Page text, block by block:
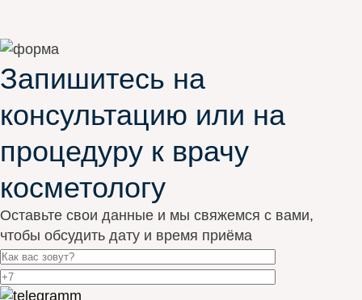
Запишитесь на
консультацию или на
процедуру к врачу
косметологу
Оставьте свои данные и мы свяжемся с вами,
чтобы обсудить дату и время приёма